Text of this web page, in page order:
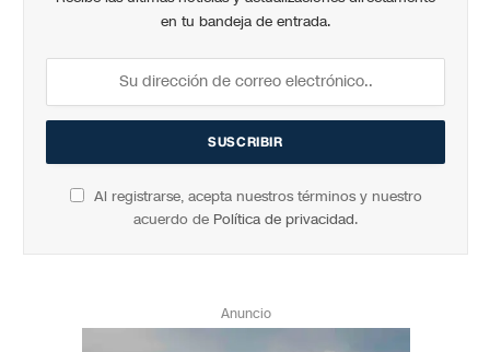
en tu bandeja de entrada.
Al registrarse, acepta nuestros términos y nuestro
acuerdo de Política de privacidad.
Anuncio